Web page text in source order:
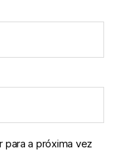
para a próxima vez